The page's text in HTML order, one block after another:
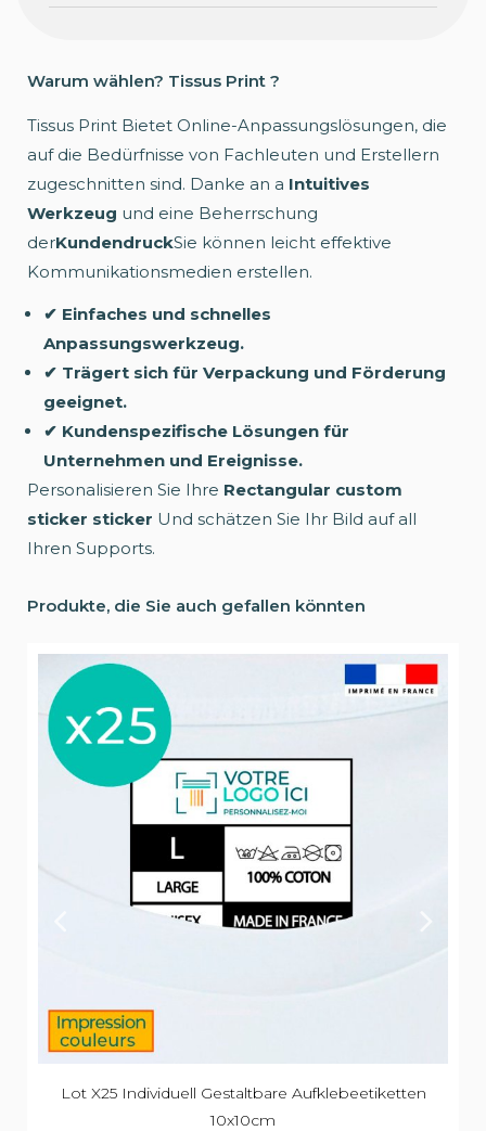
Warum wählen? Tissus Print ?
Tissus Print Bietet Online-Anpassungslösungen, die
auf die Bedürfnisse von Fachleuten und Erstellern
zugeschnitten sind. Danke an a Intuitives
Werkzeug und eine Beherrschung
derKundendruckSie können leicht effektive
Kommunikationsmedien erstellen.
✔ Einfaches und schnelles
Anpassungswerkzeug.
✔ Trägert sich für Verpackung und Förderung
geeignet.
✔ Kundenspezifische Lösungen für
Unternehmen und Ereignisse.
Personalisieren Sie Ihre Rectangular custom
sticker sticker Und schätzen Sie Ihr Bild auf all
Ihren Supports.
Produkte, die Sie auch gefallen könnten
Lot X25 Individuell Gestaltbare Aufklebeetiketten
10x10cm